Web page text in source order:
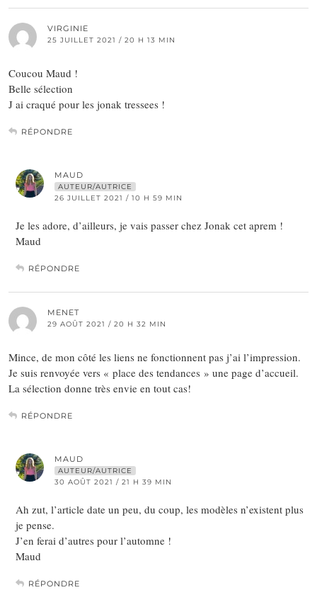
VIRGINIE
25 JUILLET 2021 / 20 H 13 MIN
Coucou Maud !
Belle sélection
J ai craqué pour les jonak tressees !
RÉPONDRE
MAUD
AUTEUR/AUTRICE
26 JUILLET 2021 / 10 H 59 MIN
Je les adore, d’ailleurs, je vais passer chez Jonak cet aprem !
Maud
RÉPONDRE
MENET
29 AOÛT 2021 / 20 H 32 MIN
Mince, de mon côté les liens ne fonctionnent pas j’ai l’impression.
Je suis renvoyée vers « place des tendances » une page d’accueil.
La sélection donne très envie en tout cas!
RÉPONDRE
MAUD
AUTEUR/AUTRICE
30 AOÛT 2021 / 21 H 39 MIN
Ah zut, l’article date un peu, du coup, les modèles n’existent plus
je pense.
J’en ferai d’autres pour l’automne !
Maud
RÉPONDRE